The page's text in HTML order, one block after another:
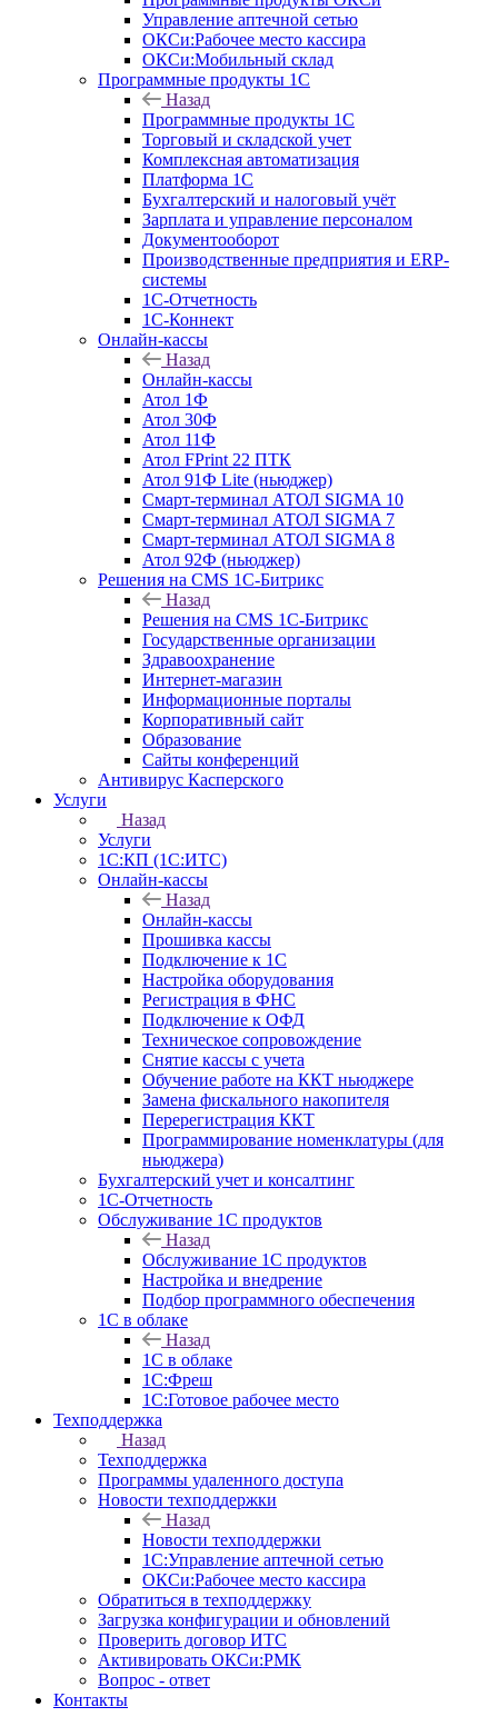
Управление аптечной сетью
ОКСи:Рабочее место кассира
ОКСи:Мобильный склад
Программные продукты 1С
Назад
Программные продукты 1С
Торговый и складской учет
Комплексная автоматизация
Платформа 1С
Бухгалтерский и налоговый учёт
Зарплата и управление персоналом
Документооборот
Производственные предприятия и ERP-
системы
1С-Отчетность
1С-Коннект
Онлайн-кассы
Назад
Онлайн-кассы
Атол 1Ф
Атол 30Ф
Атол 11Ф
Атол FPrint 22 ПТК
Атол 91Ф Lite (ньюджер)
Смарт-терминал АТОЛ SIGMA 10
Смарт-терминал АТОЛ SIGMA 7
Смарт-терминал АТОЛ SIGMA 8
Атол 92Ф (ньюджер)
Решения на CMS 1С-Битрикс
Назад
Решения на CMS 1С-Битрикс
Государственные организации
Здравоохранение
Интернет-магазин
Информационные порталы
Корпоративный сайт
Образование
Сайты конференций
Антивирус Касперского
Услуги
Назад
Услуги
1С:КП (1С:ИТС)
Онлайн-кассы
Назад
Онлайн-кассы
Прошивка кассы
Подключение к 1С
Настройка оборудования
Регистрация в ФНС
Подключение к ОФД
Техническое сопровождение
Снятие кассы с учета
Обучение работе на ККТ ньюджере
Замена фискального накопителя
Перерегистрация ККТ
Программирование номенклатуры (для
ньюджера)
Бухгалтерский учет и консалтинг
1С-Отчетность
Обслуживание 1С продуктов
Назад
Обслуживание 1С продуктов
Настройка и внедрение
Подбор программного обеспечения
1С в облаке
Назад
1С в облаке
1C:Фреш
1C:Готовое рабочее место
Техподдержка
Назад
Техподдержка
Программы удаленного доступа
Новости техподдержки
Назад
Новости техподдержки
1С:Управление аптечной сетью
ОКСи:Рабочее место кассира
Обратиться в техподдержку
Загрузка конфигурации и обновлений
Проверить договор ИТС
Активировать ОКСи:РМК
Вопрос - ответ
Контакты